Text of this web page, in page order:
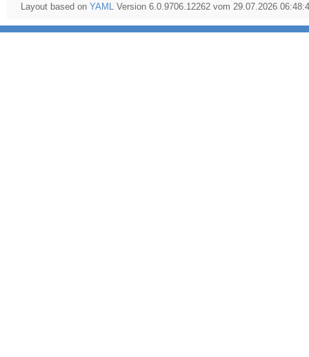
Layout based on YAML Version 6.0.9706.12262 vom 29.07.2026